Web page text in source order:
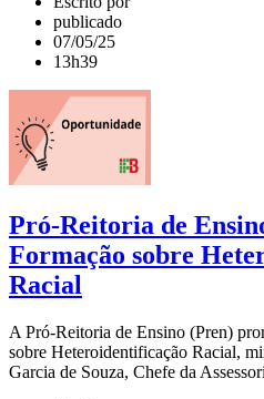
publicado
07/05/25
13h39
Pró-Reitoria de
Formação sobre
Racial
A Pró-Reitoria de Ensino (Pren)
sobre Heteroidentificação Racial,
Garcia de Souza, Chefe da